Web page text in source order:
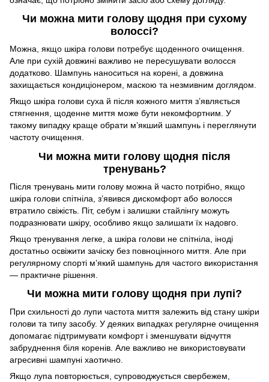
Чи можна мити голову щодня при сухому
волоссі?
Можна, якщо шкіра голови потребує щоденного очищення.
Але при сухій довжині важливо не пересушувати волосся
додатково. Шампунь наноситься на корені, а довжина
захищається кондиціонером, маскою та незмивним доглядом.
Якщо шкіра голови суха й після кожного миття з’являється
стягнення, щоденне миття може бути некомфортним. У
такому випадку краще обрати м’якший шампунь і переглянути
частоту очищення.
Чи можна мити голову щодня після
тренувань?
Після тренувань мити голову можна й часто потрібно, якщо
шкіра голови спітніла, з’явився дискомфорт або волосся
втратило свіжість. Піт, себум і залишки стайлінгу можуть
подразнювати шкіру, особливо якщо залишати їх надовго.
Якщо тренування легке, а шкіра голови не спітніла, іноді
достатньо освіжити зачіску без повноцінного миття. Але при
регулярному спорті м’який шампунь для частого використання
— практичне рішення.
Чи можна мити голову щодня при лупі?
При схильності до лупи частота миття залежить від стану шкіри
голови та типу засобу. У деяких випадках регулярне очищення
допомагає підтримувати комфорт і зменшувати відчуття
забруднення біля коренів. Але важливо не використовувати
агресивні шампуні хаотично.
Якщо лупа повторюється, супроводжується свербежем,